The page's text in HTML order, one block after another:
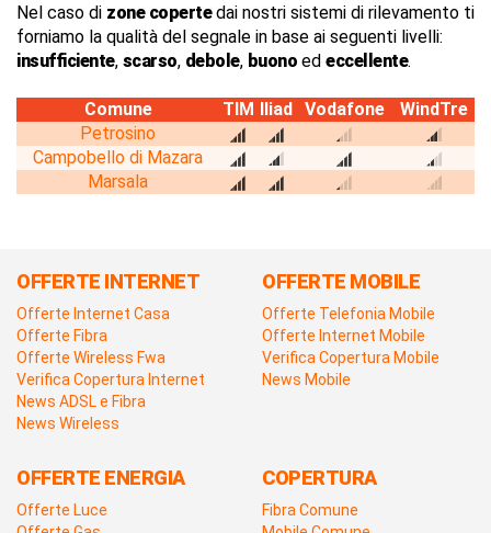
Nel caso di zone copertedai nostri sistemi di rilevamento ti
forniamo la qualità del segnale in base ai seguenti livelli:
insufficiente, scarso, debole, buono ed eccellente.
Comune TIM Iliad Vodafone
WindTre
Petrosino
Campobello di Mazara
Marsala
OFFERTE INTERNET
Offerte Internet Casa
Offerte Fibra
Offerte Wireless Fwa
Verifica Copertura Internet
News ADSL e Fibra
News Wireless
OFFERTE MOBILE
Offerte Telefonia Mobile
Offerte Internet Mobile
Verifica Copertura Mobile
News Mobile
OFFERTE ENERGIA
Offerte Luce
COPERTURA
Fibra Comune